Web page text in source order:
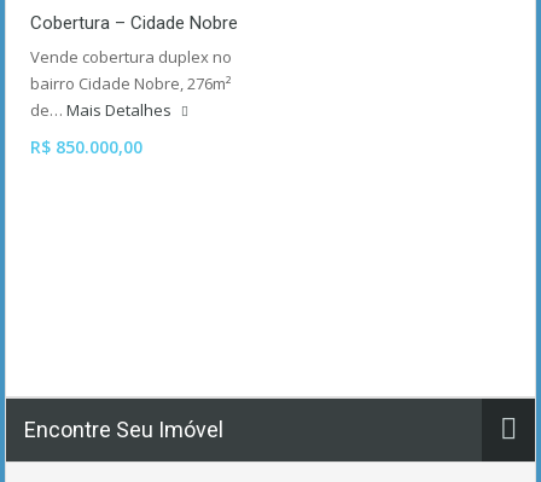
Cobertura – Cidade Nobre
Vende cobertura duplex no
bairro Cidade Nobre, 276m²
de… Mais Detalhes
R$ 850.000,00
Encontre Seu Imóvel